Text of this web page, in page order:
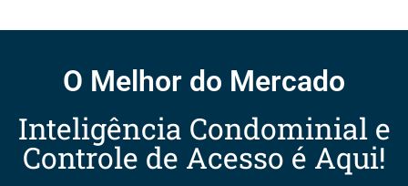
O Melhor do Mercado
Inteligência Condominial e
Controle de Acesso é Aqui!